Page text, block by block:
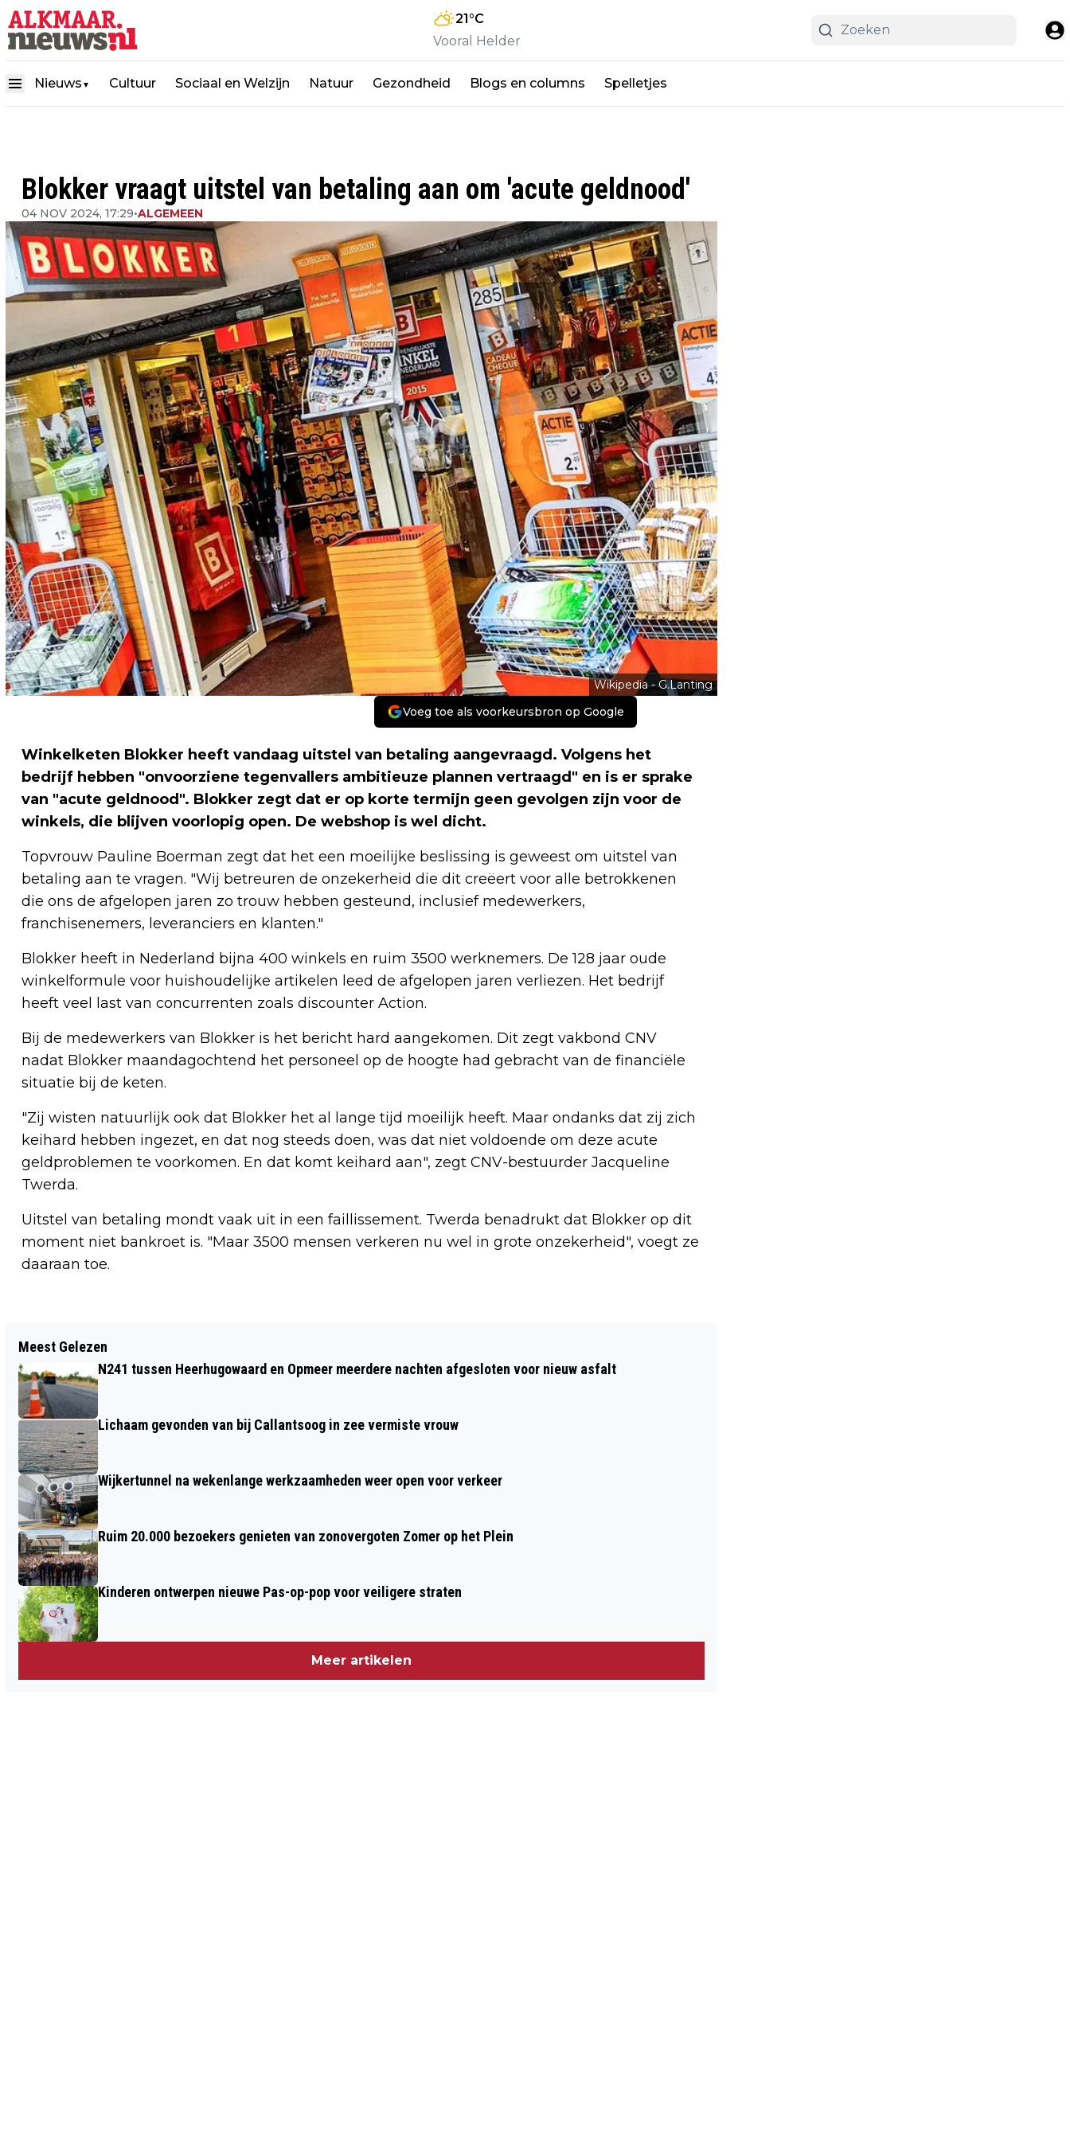
21°C
Vooral Helder
Nieuws ▼ Cultuur Sociaal en Welzijn Natuur Gezondheid Blogs en columns Spelletjes
Blokker vraagt uitstel van betaling aan om 'acute geldnood'
04 NOV 2024, 17:29•ALGEMEEN
Wikipedia - G.Lanting
Voeg toe als voorkeursbron op Google
Winkelketen Blokker heeft vandaag uitstel van betaling aangevraagd. Volgens het
bedrijf hebben "onvoorziene tegenvallers ambitieuze plannen vertraagd" en is er sprake
van "acute geldnood". Blokker zegt dat er op korte termijn geen gevolgen zijn voor de
winkels, die blijven voorlopig open. De webshop is wel dicht.
Topvrouw Pauline Boerman zegt dat het een moeilijke beslissing is geweest om uitstel van
betaling aan te vragen. "Wij betreuren de onzekerheid die dit creëert voor alle betrokkenen
die ons de afgelopen jaren zo trouw hebben gesteund, inclusief medewerkers,
franchisenemers, leveranciers en klanten."
Blokker heeft in Nederland bijna 400 winkels en ruim 3500 werknemers. De 128 jaar oude
winkelformule voor huishoudelijke artikelen leed de afgelopen jaren verliezen. Het bedrijf
heeft veel last van concurrenten zoals discounter Action.
Bij de medewerkers van Blokker is het bericht hard aangekomen. Dit zegt vakbond CNV
nadat Blokker maandagochtend het personeel op de hoogte had gebracht van de financiële
situatie bij de keten.
"Zij wisten natuurlijk ook dat Blokker het al lange tijd moeilijk heeft. Maar ondanks dat zij zich
keihard hebben ingezet, en dat nog steeds doen, was dat niet voldoende om deze acute
geldproblemen te voorkomen. En dat komt keihard aan", zegt CNV-bestuurder Jacqueline
Twerda.
Uitstel van betaling mondt vaak uit in een faillissement. Twerda benadrukt dat Blokker op dit
moment niet bankroet is. "Maar 3500 mensen verkeren nu wel in grote onzekerheid", voegt ze
daaraan toe.
NATIONALE KLIMAATWEEK 11 T/M 18
NOVEMBER 2024: ECOLOOG FRANKE
VAN DER LAAN OVER ZIJN VISIE
TERUGDRINGEN CO2
ALKMAARSE SCHOLIEREN
Meest Gelezen
N241 tussen Heerhugowaard en Opmeer meerdere nachten afgesloten voor nieuw asfalt
Lichaam gevonden van bij Callantsoog in zee vermiste vrouw
Wijkertunnel na wekenlange werkzaamheden weer open voor verkeer
Ruim 20.000 bezoekers genieten van zonovergoten Zomer op het Plein
Kinderen ontwerpen nieuwe Pas-op-pop voor veiligere straten
Meer artikelen